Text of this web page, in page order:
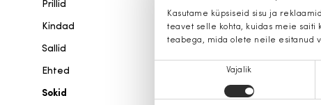
Kasutame küpsiseid sisu ja
teavet selle kohta, kuidas meie saiti
teabega, mida olete neile esitanud
Vajalik
Prillid
Kindad
Sallid
Ehted
Sokid